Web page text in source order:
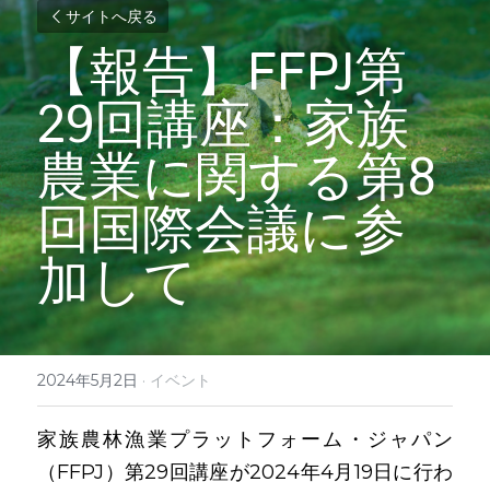
サイトへ戻る
【報告】FFPJ第
29回講座：家族
農業に関する第8
回国際会議に参
加して
2024年5月2日 · イベント
家族農林漁業プラットフォーム・ジャパン
（FFPJ）第29回講座が2024年4月19日に行わ